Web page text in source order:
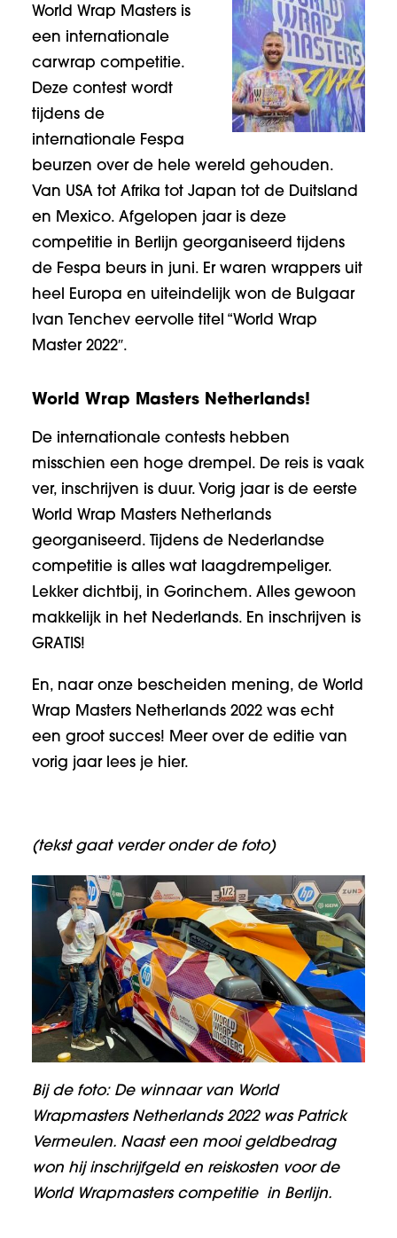
World Wrap Masters is
een internationale
carwrap competitie.
Deze contest wordt
tijdens de
internationale Fespa
beurzen over de hele wereld gehouden.
Van USA tot Afrika tot Japan tot de Duitsland
en Mexico. Afgelopen jaar is deze
competitie in Berlijn georganiseerd tijdens
de Fespa beurs in juni. Er waren wrappers uit
heel Europa en uiteindelijk won de Bulgaar
Ivan Tenchev eervolle titel “World Wrap
Master 2022″.
World Wrap Masters Netherlands!
De internationale contests hebben
misschien een hoge drempel. De reis is vaak
ver, inschrijven is duur. Vorig jaar is de eerste
World Wrap Masters Netherlands
georganiseerd. Tijdens de Nederlandse
competitie is alles wat laagdrempeliger.
Lekker dichtbij, in Gorinchem. Alles gewoon
makkelijk in het Nederlands. En inschrijven is
GRATIS!
En, naar onze bescheiden mening, de World
Wrap Masters Netherlands 2022 was echt
een groot succes! Meer over de editie van
vorig jaar lees je hier.
(tekst gaat verder onder de foto)
Bij de foto: De winnaar van World
Wrapmasters Netherlands 2022 was Patrick
Vermeulen. Naast een mooi geldbedrag
won hij inschrijfgeld en reiskosten voor de
World Wrapmasters competitie in Berlijn.